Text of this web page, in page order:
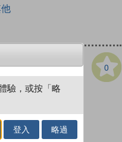
0
驗，或按「略
登入 略過